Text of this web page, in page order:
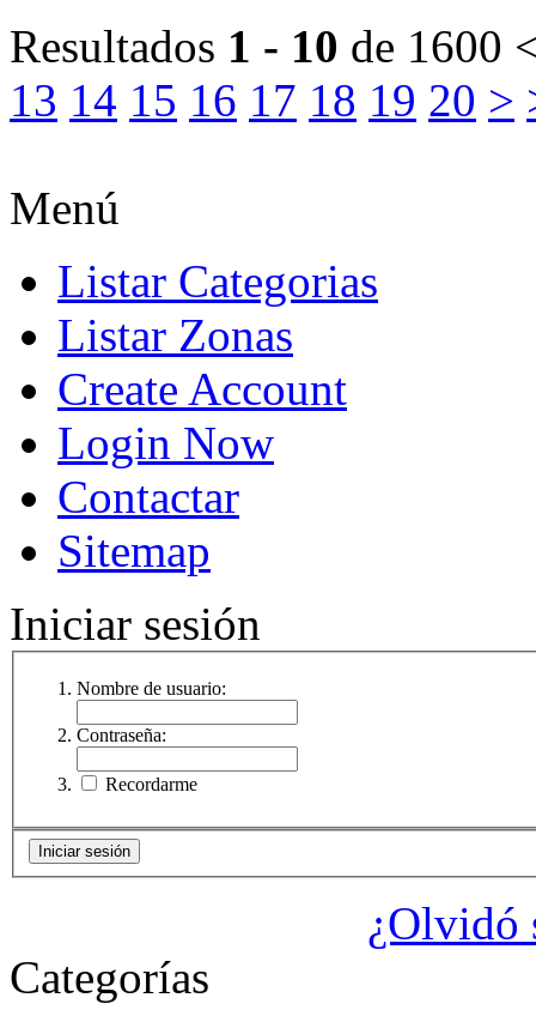
Resultados 1 - 10 de 1600
13 14 15 16 17 18 19 20 >
Menú
Listar Categorias
Listar Zonas
Create Account
Login Now
Contactar
Sitemap
Iniciar sesión
Nombre de usuario:
Contraseña:
Recordarme
¿Olvidó
Categorías